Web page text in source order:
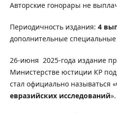
Авторские гонорары не
Периодичность издания: 4
дополнительные специальные
26-июня 2025-года издание
Министерстве юстиции КР
стал официально называться «
евразийских исследований».